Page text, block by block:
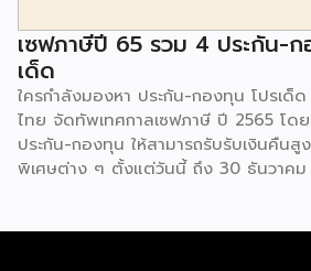
ถามตัวเองว่าสามารถรับความเสี่ยงได้ม
ต้องคิดอยู่เสมอว่าลงทุนน้อยได้มากไม่มี เ
เสี่ยง หากต้องการผลตอบแทนที่สูงก็ต้อง
เรื่องธรรมดาที่อยู่คู่กับการลงทุน หาก
เสี่ยง […]
เซฟภาษีปี 65 รวม 4 ประกัน-
เด็ด
ใครกำลังมองหา ประกัน-กองทุน โปรเด็
ไทย จัดทัพเทศกาลเซฟภาษี ปี 2565 โ
ประกัน-กองทุน ให้สามารถรับรับเงินคืน
พิเศษต่าง ๆ ตั้งแต่วันนี้ ถึง 30 ธันวาคม